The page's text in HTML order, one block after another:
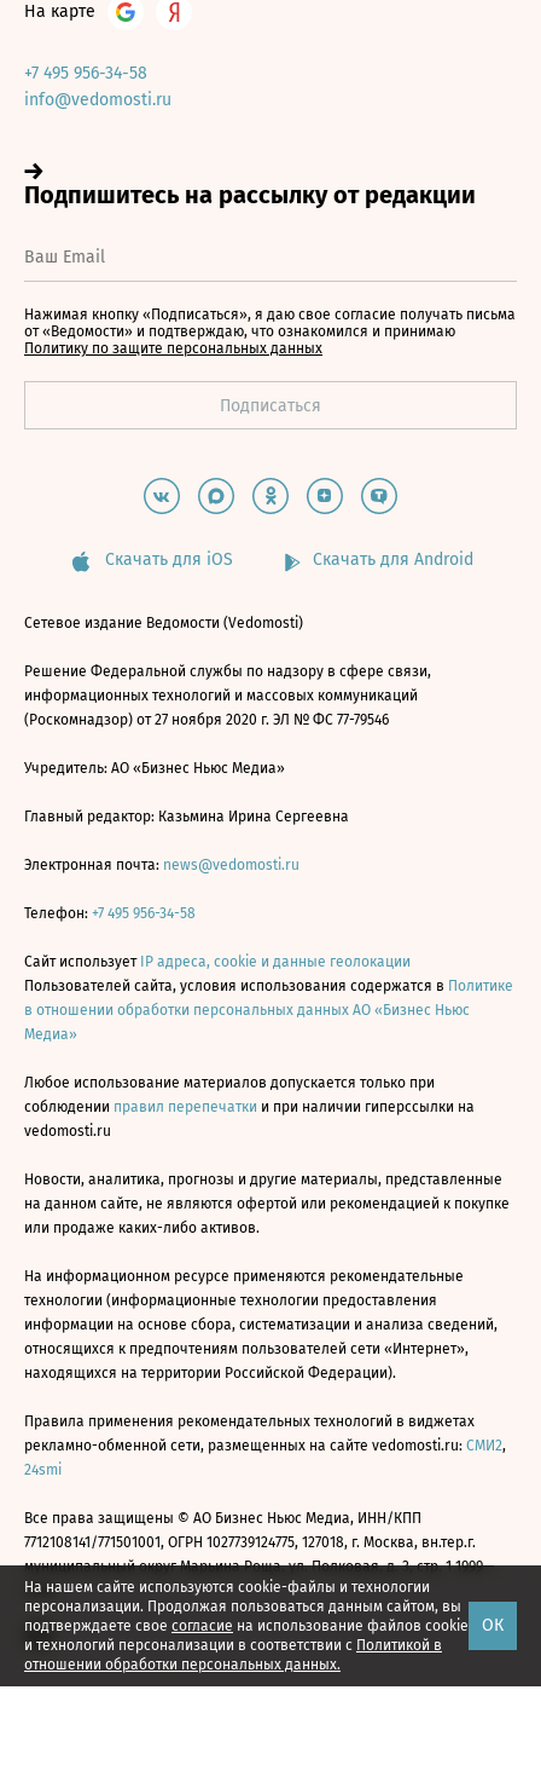
На нашем сайте используются cookie-файлы и технологии
персонализации. Продолжая пользоваться данным сайтом, вы
подтверждаете свое согласие на использование файлов cookie
и технологий персонализации в соответствии с Политикой в
отношении обработки персональных данных.
ОК
На карте
+7 495 956-34-58
info@vedomosti.ru
Нажимая кнопку «Подписаться», я даю свое согласие получать письма
от «Ведомости» и подтверждаю, что ознакомился и принимаю
Политику по защите персональных данных
Скачать для iOS Скачать для Android
Сетевое издание Ведомости (Vedomosti)
Решение Федеральной службы по надзору в сфере связи,
информационных технологий и массовых коммуникаций
(Роскомнадзор) от 27 ноября 2020 г. ЭЛ № ФС 77-79546
Учредитель: АО «Бизнес Ньюс Медиа»
Главный редактор: Казьмина Ирина Сергеевна
Электронная почта: news@vedomosti.ru
Телефон: +7 495 956-34-58
Сайт использует IP адреса, cookie и данные геолокации
Пользователей сайта, условия использования содержатся в Политике
в отношении обработки персональных данных АО «Бизнес Ньюс
Медиа»
Любое использование материалов допускается только при
соблюдении правил перепечатки и при наличии гиперссылки на
vedomosti.ru
Новости, аналитика, прогнозы и другие материалы, представленные
на данном сайте, не являются офертой или рекомендацией к покупке
или продаже каких-либо активов.
На информационном ресурсе применяются рекомендательные
технологии (информационные технологии предоставления
информации на основе сбора, систематизации и анализа сведений,
относящихся к предпочтениям пользователей сети «Интернет»,
находящихся на территории Российской Федерации).
Правила применения рекомендательных технологий в виджетах
рекламно-обменной сети, размещенных на сайте vedomosti.ru: СМИ2,
24smi
Все права защищены © АО Бизнес Ньюс Медиа, ИНН/КПП
7712108141/771501001, ОГРН 1027739124775, 127018, г. Москва, вн.тер.г.
муниципальный округ Марьина Роща, ул. Полковая, д. 3, стр. 1 1999—
2026